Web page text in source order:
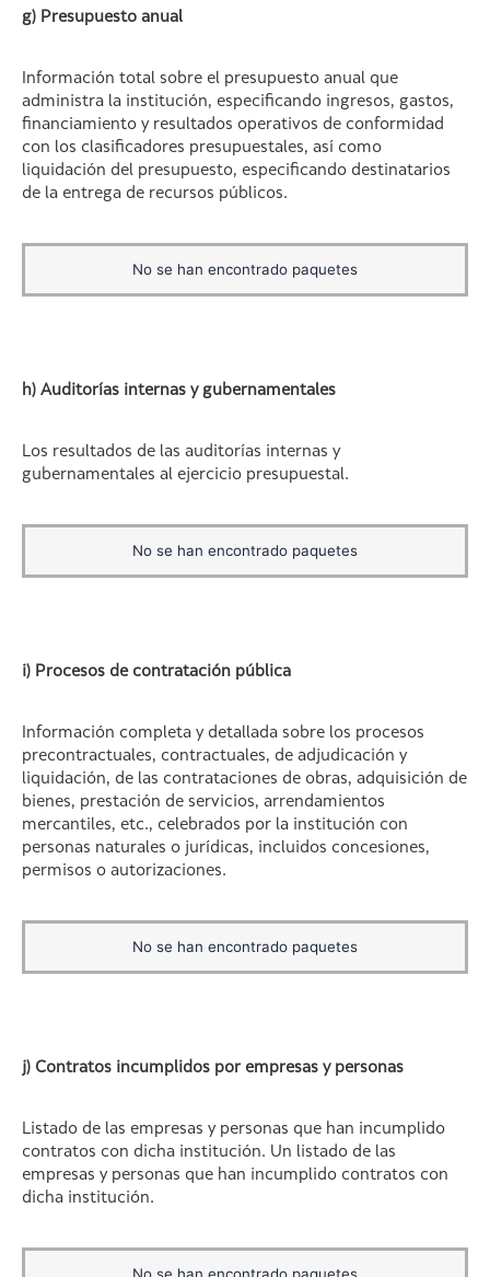
g) Presupuesto anual
Información total sobre el presupuesto anual que
administra la institución, especificando ingresos, gastos,
financiamiento y resultados operativos de conformidad
con los clasificadores presupuestales, así como
liquidación del presupuesto, especificando destinatarios
de la entrega de recursos públicos.
No se han encontrado paquetes
h) Auditorías internas y gubernamentales
Los resultados de las auditorías internas y
gubernamentales al ejercicio presupuestal.
No se han encontrado paquetes
i) Procesos de contratación pública
Información completa y detallada sobre los procesos
precontractuales, contractuales, de adjudicación y
liquidación, de las contrataciones de obras, adquisición de
bienes, prestación de servicios, arrendamientos
mercantiles, etc., celebrados por la institución con
personas naturales o jurídicas, incluidos concesiones,
permisos o autorizaciones.
No se han encontrado paquetes
j) Contratos incumplidos por empresas y personas
Listado de las empresas y personas que han incumplido
contratos con dicha institución. Un listado de las
empresas y personas que han incumplido contratos con
dicha institución.
No se han encontrado paquetes